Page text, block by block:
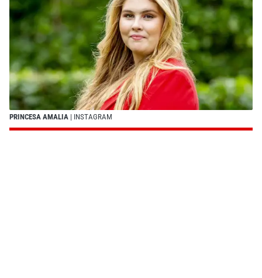
PRINCESA AMALIA | INSTAGRAM